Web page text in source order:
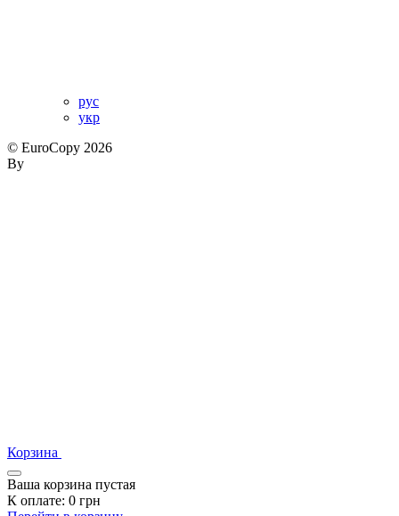
рус
укр
© EuroCopy 2026
By
Корзина
Ваша корзина пустая
К оплате: 0 грн